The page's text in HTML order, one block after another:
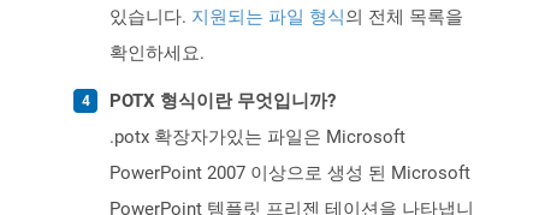
있습니다. 지원되는 파일 형식의 전체 목록을
확인하세요.
POTX 형식이란 무엇입니까?
.potx 확장자가있는 파일은 Microsoft
PowerPoint 2007 이상으로 생성 된 Microsoft
PowerPoint 템플릿 프리젠 테이션을 나타냅니